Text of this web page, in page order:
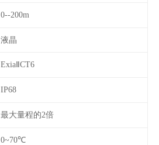
0--200m
液晶
ExiaⅡCT6
IP68
最大量程的2倍
0~70℃